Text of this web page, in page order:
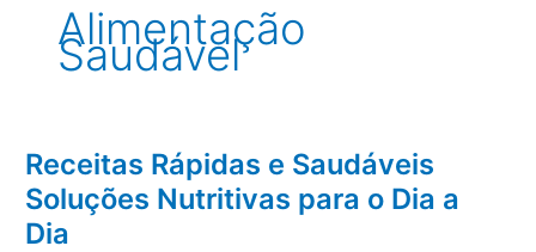
Alimentação
Saudável
Receitas Rápidas e Saudáveis
Soluções Nutritivas para o Dia a
Dia